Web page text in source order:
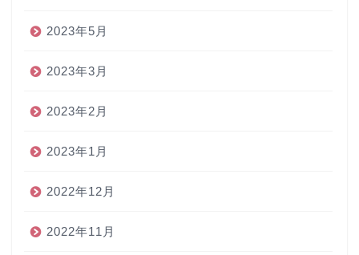
2023年5月
2023年3月
2023年2月
2023年1月
2022年12月
2022年11月